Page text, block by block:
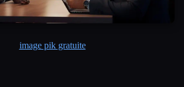
image pik gratuite